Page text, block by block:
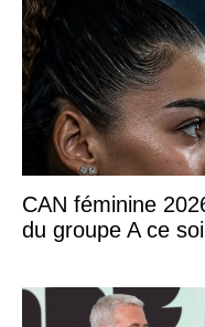
CAN féminine
du groupe A ce